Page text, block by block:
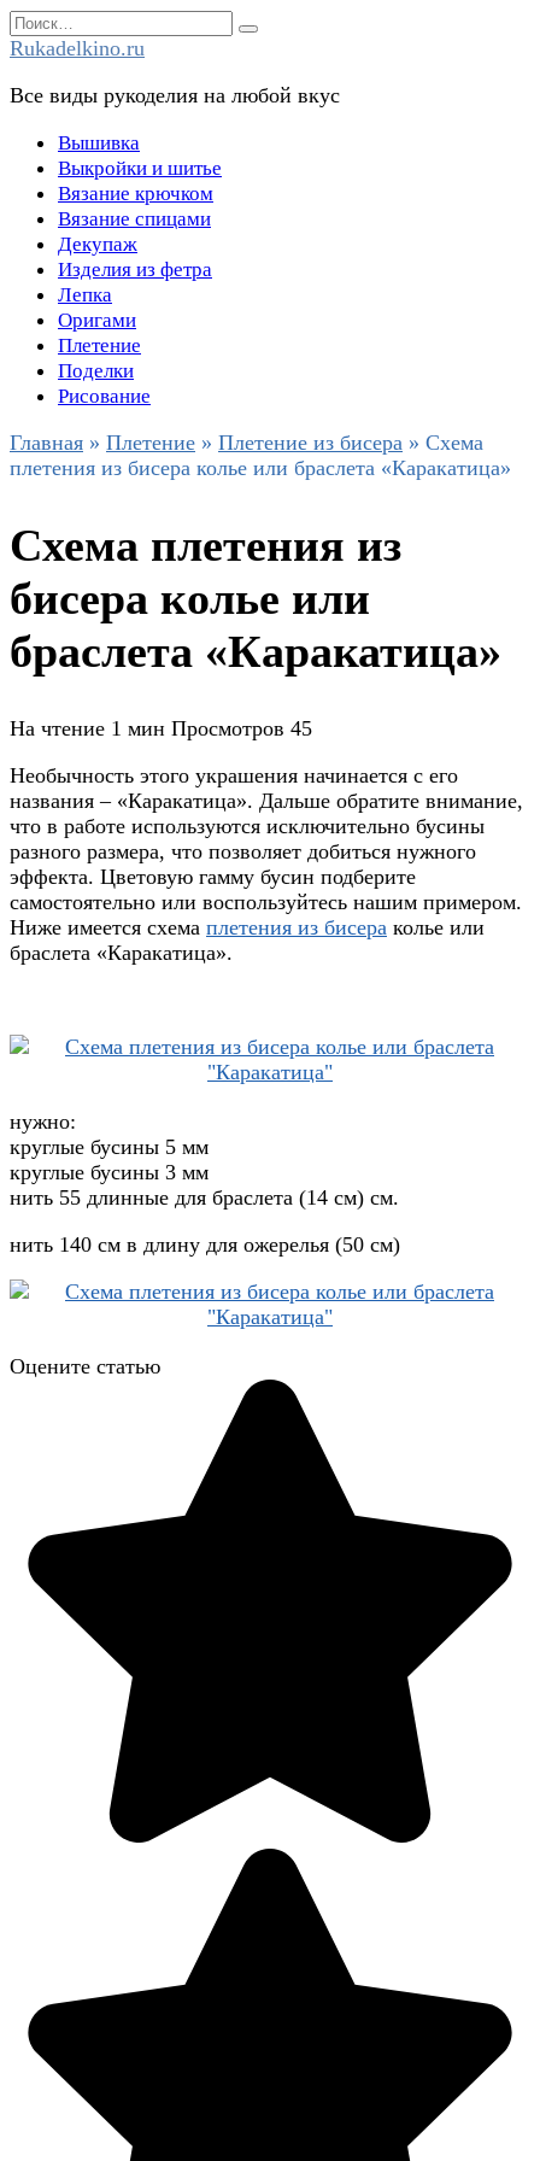
Перейти
к
Search
for:
Rukadelkino.ru
Все виды рукоделия на любой вкус
Вышивка
Выкройки и шитье
Вязание крючком
Вязание спицами
Декупаж
Изделия из фетра
Лепка
Оригами
Плетение
Поделки
Рисование
Главная » Плетение » Плетение из бисера » Схема
плетения из бисера колье или браслета «Каракатица»
Схема плетения из
бисера колье или
браслета «Каракатица»
На чтение 1 мин Просмотров 45
Необычность этого украшения начинается с его
названия – «Каракатица». Дальше обратите внимание,
что в работе используются исключительно бусины
разного размера, что позволяет добиться нужного
эффекта. Цветовую гамму бусин подберите
самостоятельно или воспользуйтесь нашим примером.
Ниже имеется схема плетения из бисера колье или
браслета «Каракатица».
нужно:
круглые бусины 5 мм
круглые бусины 3 мм
нить 55 длинные для браслета (14 см) см.
нить 140 см в длину для ожерелья (50 см)
Оцените статью